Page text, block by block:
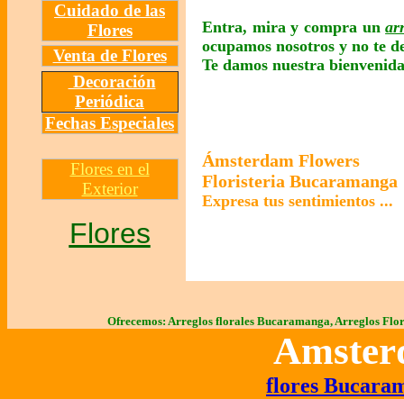
Entra, mira y compra un
ocupamos nosotros y no te
Te damos nuestra bienvenida
Ámsterdam Flowers
Floristeria Bucaramanga
Expresa tus sentimientos
Cuidado de las
Flores
Venta de Flores
Decoración
Periódica
Fechas Especiales
Flores en el
Exterior
Flores
Ofrecemos: Arreglos florales Bucaramanga, Arreglos
flores